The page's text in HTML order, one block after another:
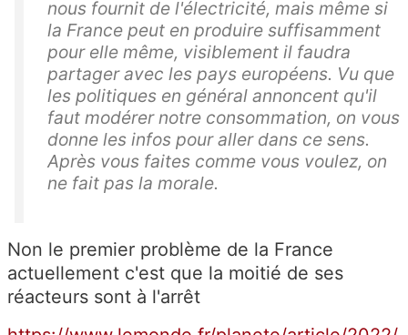
nous fournit de l'électricité, mais même si
la France peut en produire suffisamment
pour elle même, visiblement il faudra
partager avec les pays européens. Vu que
les politiques en général annoncent qu'il
faut modérer notre consommation, on vous
donne les infos pour aller dans ce sens.
Après vous faites comme vous voulez, on
ne fait pas la morale.
Non le premier problème de la France
actuellement c'est que la moitié de ses
réacteurs sont à l'arrêt